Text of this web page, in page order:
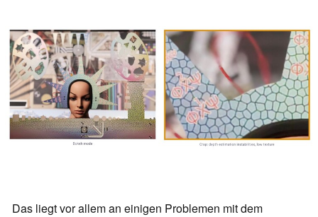
Das liegt vor allem an einigen Problemen mit dem